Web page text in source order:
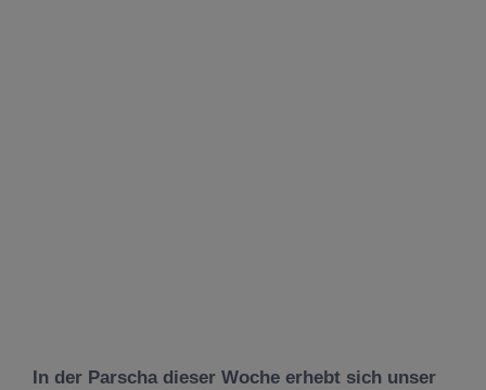
In der Parscha dieser Woche erhebt sich unser